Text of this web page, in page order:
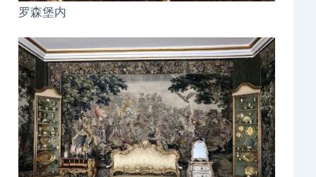
罗森堡内